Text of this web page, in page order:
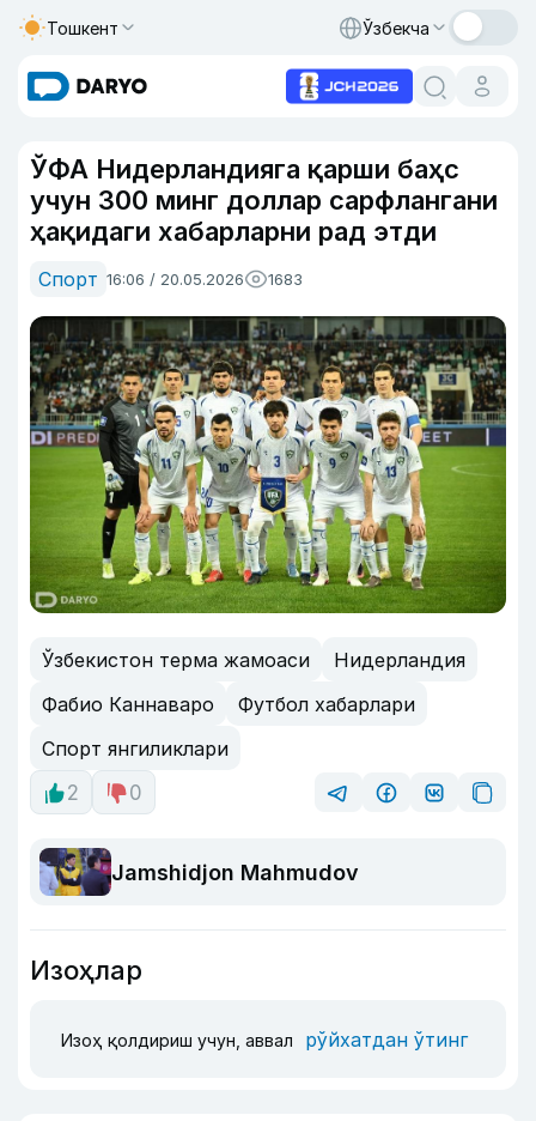
Тошкент Ўзбекча
ЎФА Нидерландияга қарши баҳс
учун 300 минг доллар сарфлангани
ҳақидаги хабарларни рад этди
Спорт 16:06 / 20.05.2026 1683
Ўзбекистон терма жамоаси
Нидерландия
Фабио Каннаваро
Футбол хабарлари
Спорт янгиликлари
2
0
Jamshidjon Mahmudov
Изоҳлар
Изоҳ қолдириш учун, аввал рўйхатдан ўтинг